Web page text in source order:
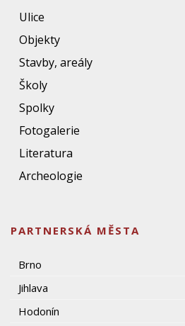
Ulice
Objekty
Stavby, areály
Školy
Spolky
Fotogalerie
Literatura
Archeologie
PARTNERSKÁ MĚSTA
Brno
Jihlava
Hodonín